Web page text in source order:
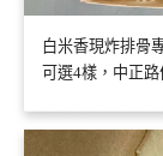
白米香現炸排骨
可選4樣，中正